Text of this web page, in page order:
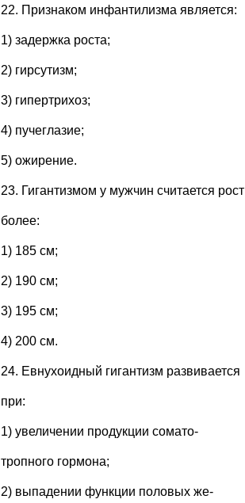
22. Признаком инфантилизма является:
1) задержка роста;
2) гирсутизм;
3) гипертрихоз;
4) пучеглазие;
5) ожирение.
23. Гигантизмом у мужчин считается рост
более:
1) 185 см;
2) 190 см;
3) 195 см;
4) 200 см.
24. Евнухоидный гигантизм развивается
при:
1) увеличении продукции сомато-
тропного гормона;
2) выпадении функции половых же-